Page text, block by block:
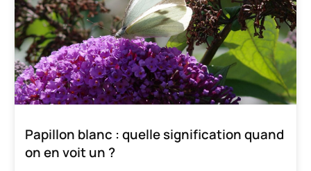
Papillon blanc : quelle signification quand
on en voit un ?